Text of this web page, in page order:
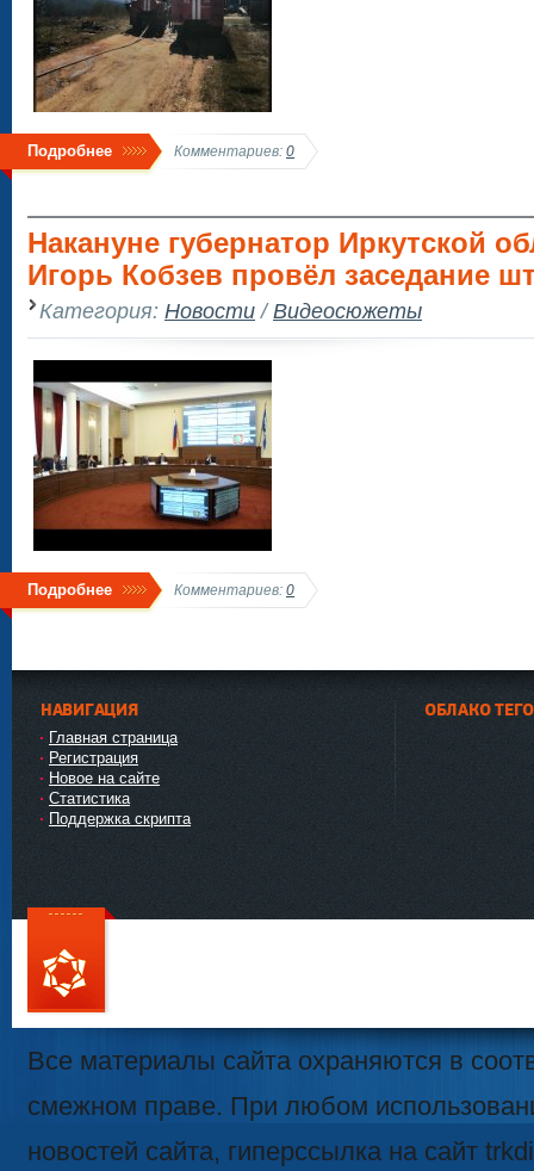
Подробнее Комментариев: 0
Накануне губернатор Иркутской
Игорь Кобзев провёл заседание
Категория: Новости/Видеосюжеты
Подробнее Комментариев: 0
НАВИГАЦИЯ
Главная страница
Регистрация
Новое на сайте
Статистика
Поддержка скрипта
ОБЛАКО
111
Все материалы сайта охраняются в
смежном праве. При любом
новостей сайта, гиперссылка на сайт